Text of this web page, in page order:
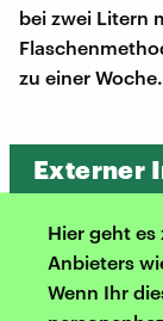
bei zwei Litern
zu einer Woche.
Externer
Hier geht
Anbieters
Wenn Ihr